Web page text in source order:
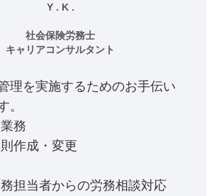
Y . K .
社会保険労務士
キャリアコンサルタント
理を実施するためのお手伝い
。
務
作成・変更
担当者からの労務相談対応